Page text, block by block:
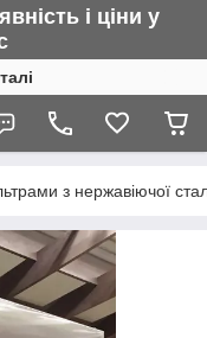
і ціни у
з нержавіючої